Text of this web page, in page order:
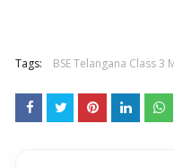
Tags: BSE Telangana Class 3